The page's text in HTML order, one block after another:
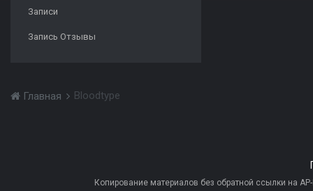
Записи
Запись Отзывы
Главная Bloodtype
Копирование материалов без обратной ссылки на